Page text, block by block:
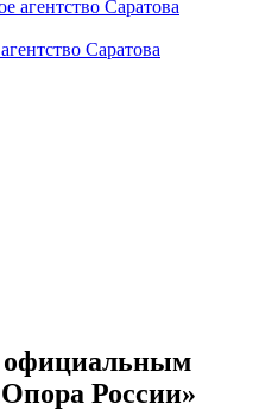
Саратова
официальным
России»